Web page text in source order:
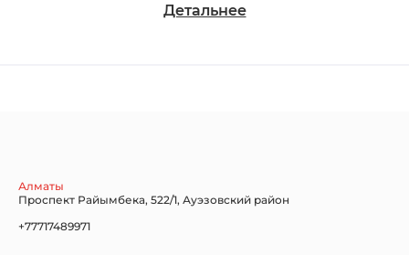
Детальнее
Алматы
Проспект Райымбека, 522/1, Ауэзовский район
+77717489971